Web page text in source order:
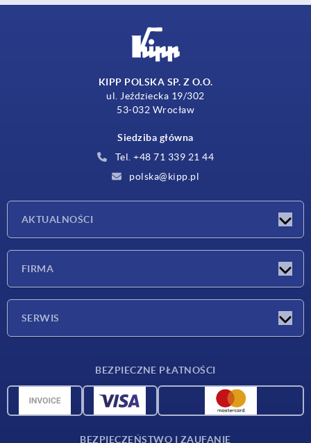
KIPP POLSKA SP. Z O.O.
ul. Jeździecka 19/302
53-032 Wrocław
Siedziba główna
Tel. +48 71 339 21 44
polska@kipp.pl
AKTUALNOŚCI
FIRMA
SERWIS
Dane CAD
BEZPIECZNE PŁATNOŚCI
BEZPIECZEŃSTWO I ZAUFANIE